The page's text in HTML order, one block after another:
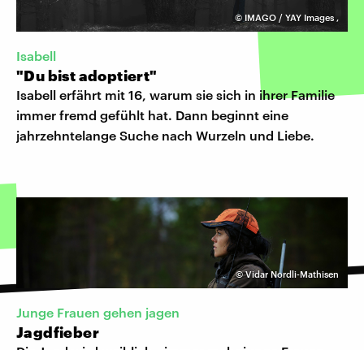
© IMAGO / YAY Images ,
Isabell
"Du bist adoptiert"
Isabell erfährt mit 16, warum sie sich in ihrer Familie
immer fremd gefühlt hat. Dann beginnt eine
jahrzehntelange Suche nach Wurzeln und Liebe.
©Vidar Nordli-Mathisen
Junge Frauen gehen jagen
Jagdfieber